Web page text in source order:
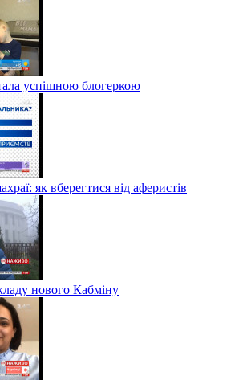
успішною блогеркою
як вберегтися від аферистів
нового Кабміну